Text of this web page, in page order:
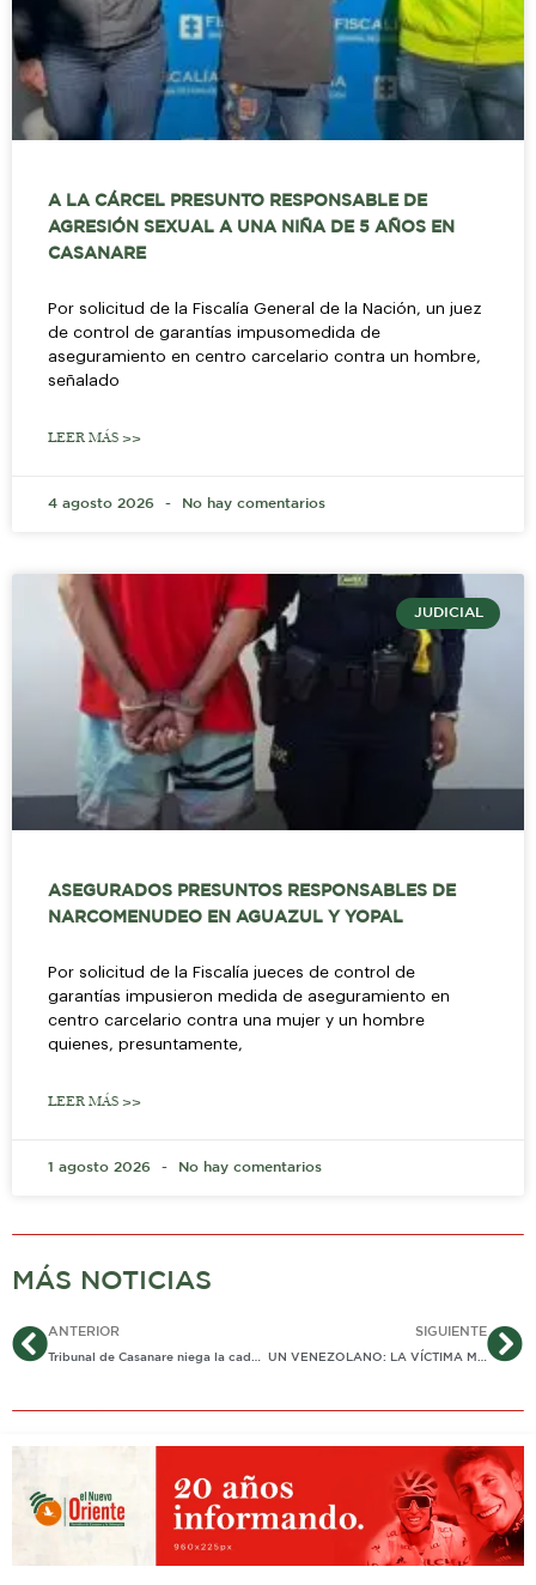
A LA CÁRCEL PRESUNTO RESPONSABLE DE
AGRESIÓN SEXUAL A UNA NIÑA DE 5 AÑOS EN
CASANARE
Por solicitud de la Fiscalía General de la Nación, un juez
de control de garantías impusomedida de
aseguramiento en centro carcelario contra un hombre,
señalado
LEER MÁS >>
4 agosto 2026 No hay comentarios
JUDICIAL
ASEGURADOS PRESUNTOS RESPONSABLES DE
NARCOMENUDEO EN AGUAZUL Y YOPAL
Por solicitud de la Fiscalía jueces de control de
garantías impusieron medida de aseguramiento en
centro carcelario contra una mujer y un hombre
quienes, presuntamente,
LEER MÁS >>
1 agosto 2026 No hay comentarios
MÁS NOTICIAS
AntANTERIOR
Tribunal de Casanare niega la caducidad de la demanda por contrato del Parque Nacua
SIGUIENTE
UN VENEZOLANO: LA VÍCTIMA MORTAL #44 EN ACCIDENTES DE TRÁNSITO EN YOPAL…